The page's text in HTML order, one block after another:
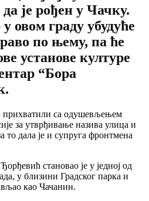
је рођен у Чачку.
овом граду убудуће
по њему, па ће
установе културе
“Бора
прихватили са одушевљењем
за утврђивање назива улица и
то дала је и супруга фронтмена
становао је у једној од
у близини Градског парка и
као Чачанин.